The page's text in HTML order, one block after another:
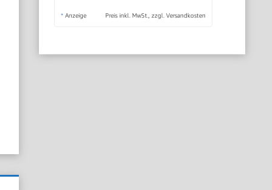
* Anzeige Preis inkl. MwSt., zzgl. Versandkosten